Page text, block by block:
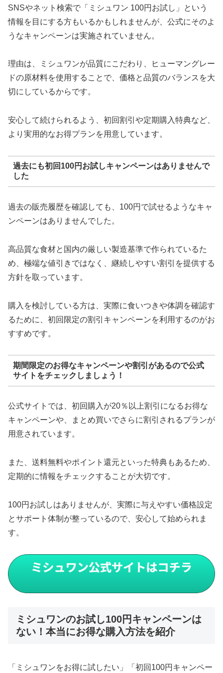
SNSやネット検索で「ミシュワン 100円お試し」という
情報を目にする方もいるかもしれませんが、公式にそのよ
うなキャンペーンは実施されていません。
理由は、ミシュワンが品質にこだわり、ヒューマングレー
ドの原材料を使用することで、価格と品質のバランスを大
切にしているからです。
安心して続けられるよう、初回割引や定期購入特典など、
より実用的なお得プランを用意しています。
過去にも初回100円お試しキャンペーンはありませんで
した
過去の販売履歴を確認しても、100円で試せるようなキャ
ンペーンはありませんでした。
高品質な食材と国内の厳しい製造基準で作られているた
め、極端な値引きではなく、継続しやすい割引を提供する
方針を取っています。
購入を検討している方は、実際に食いつきや体調を確認す
るために、初回限定の割引キャンペーンを利用するのがお
すすめです。
期間限定のお得なキャンペーンや割引があるので公式
サイトをチェックしましょう！
公式サイトでは、初回購入が20％以上割引になるお得な
キャンペーンや、まとめ買いでさらに割引されるプランが
用意されています。
また、送料無料やポイント還元といった特典もあるため、
定期的に情報をチェックすることが大切です。
100円お試しはありませんが、実際に与えやすい価格設定
とサポート体制が整っているので、安心して始められま
す。
ミシュワンのお試し100円キャンペーンは
ない！本当にお得な購入方法を紹介
「ミシュワンをお得に試したい」「初回100円キャンペー